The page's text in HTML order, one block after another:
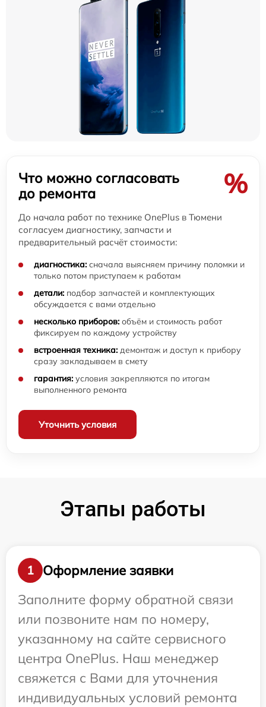
Что можно согласовать
до ремонта
%
До начала работ по технике OnePlus в Тюмени
согласуем диагностику, запчасти и
предварительный расчёт стоимости:
диагностика: сначала выясняем причину поломки и
только потом приступаем к работам
детали: подбор запчастей и комплектующих
обсуждается с вами отдельно
несколько приборов: объём и стоимость работ
фиксируем по каждому устройству
встроенная техника: демонтаж и доступ к прибору
сразу закладываем в смету
гарантия: условия закрепляются по итогам
выполненного ремонта
Уточнить условия
Этапы работы
1
Оформление заявки
Заполните форму обратной связи
или позвоните нам по номеру,
указанному на сайте сервисного
центра OnePlus. Наш менеджер
свяжется с Вами для уточнения
индивидуальных условий ремонта